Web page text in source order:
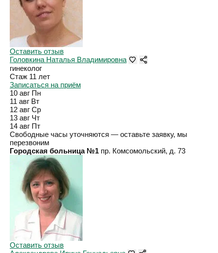
Оставить отзыв
Головкина Наталья Владимировна
гинеколог
Стаж 11 лет
Записаться на приём
10 авг Пн
11 авг Вт
12 авг Ср
13 авг Чт
14 авг Пт
Свободные часы уточняются — оставьте заявку, мы
перезвоним
Городская больница №1 пр. Комсомольский, д. 73
Оставить отзыв